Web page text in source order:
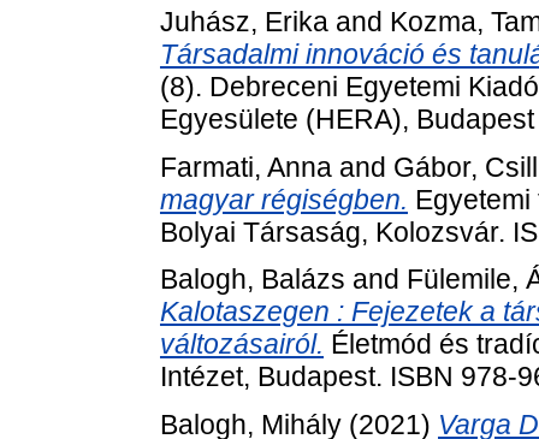
Juhász, Erika and Kozma,
Társadalmi innováció és
(8). Debreceni Egyetemi
Egyesülete (HERA),
Farmati, Anna and Gábor,
magyar régiségben.
Bolyai Társaság, Kolozsvár.
Balogh, Balázs and Fülemile,
Kalotaszegen : Fejezetek a
változásairól. Életmód és
Intézet, Budapest. ISBN 978-
Balogh, Mihály (2021) Varga